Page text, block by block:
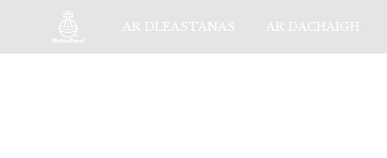
AR DLEASTANAS AR DACHAIGH